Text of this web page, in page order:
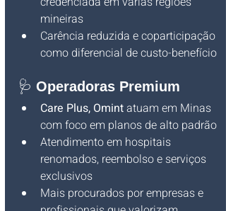
mineiras
Carência reduzida e coparticipação
como diferencial de custo-benefício
🩺 Operadoras Premium
Care Plus, Omint atuam em Minas
com foco em planos de alto padrão
Atendimento em hospitais
renomados, reembolso e serviços
exclusivos
Mais procurados por empresas e